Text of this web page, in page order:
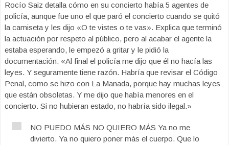
Rocío Saiz detalla cómo en su concierto había 5 agentes de
policía, aunque fue uno el que paró el concierto cuando se quitó
la camiseta y les dijo «O te vistes o te vas». Explica que terminó
la actuación por respeto al público, pero al acabar el agente la
estaba esperando, le empezó a gritar y le pidió la
documentación. «Al final el policía me dijo que él no hacía las
leyes. Y seguramente tiene razón. Habría que revisar el Código
Penal, como se hizo con La Manada, porque hay muchas leyes
que están obsoletas. Y me dijo que había menores en el
concierto. Si no hubieran estado, no habría sido ilegal.»
NO PUEDO MÁS NO QUIERO MÁS Ya no me
divierto. Ya no quiero poner más el cuerpo. Que lo